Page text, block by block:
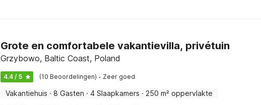
Grote en comfortabele vakantievilla, privétuin
Grzybowo, Baltic Coast, Poland
4.4 / 5 (10 Beoordelingen) · Zeer goed
Vakantiehuis · 8 Gasten · 4 Slaapkamers · 250 m² oppervlakte